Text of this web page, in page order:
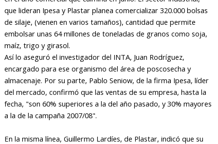
que lideran Ipesa y Plastar planea comercializar 320.000 bolsas
de silaje, (vienen en varios tamaños), cantidad que permite
embolsar unas 64 millones de toneladas de granos como soja,
maíz, trigo y girasol.
Así lo aseguró el investigador del INTA, Juan Rodríguez,
encargado para ese organismo del área de poscosecha y
almacenaje. Por su parte, Pablo Seniow, de la firma Ipesa, líder
del mercado, confirmó que las ventas de su empresa, hasta la
fecha, "son 60% superiores a la del año pasado, y 30% mayores
a la de la campaña 2007/08".
En la misma línea, Guillermo Lardíes, de Plastar, indicó que su